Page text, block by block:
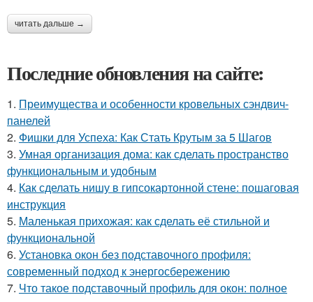
читать дальше →
Последние обновления на сайте:
1. Преимущества и особенности кровельных сэндвич-
панелей
2. Фишки для Успеха: Как Стать Крутым за 5 Шагов
3. Умная организация дома: как сделать пространство
функциональным и удобным
4. Как сделать нишу в гипсокартонной стене: пошаговая
инструкция
5. Маленькая прихожая: как сделать её стильной и
функциональной
6. Установка окон без подставочного профиля:
современный подход к энергосбережению
7. Что такое подставочный профиль для окон: полное